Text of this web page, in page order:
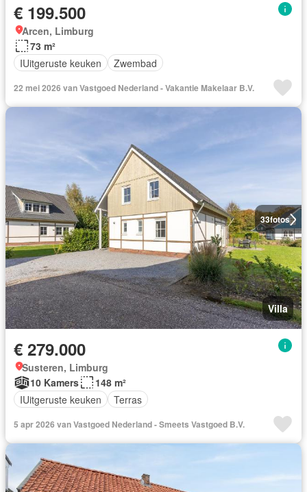
€ 199.500
Arcen, Limburg
73 m²
IUitgeruste keuken
Zwembad
22 mei 2026 van Vastgoed Nederland - Vakantie Makelaar B.V.
33fotos
Villa
€ 279.000
Susteren, Limburg
10 Kamers
148 m²
IUitgeruste keuken
Terras
5 apr 2026 van Vastgoed Nederland - Smeets Vastgoed B.V.